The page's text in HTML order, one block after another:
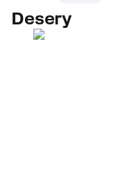
Desery